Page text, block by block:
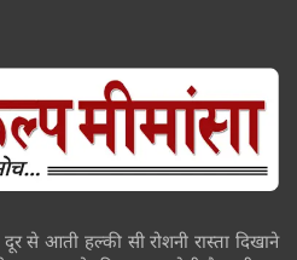
से आती हल्की सी रोशनी रास्ता दिखाने